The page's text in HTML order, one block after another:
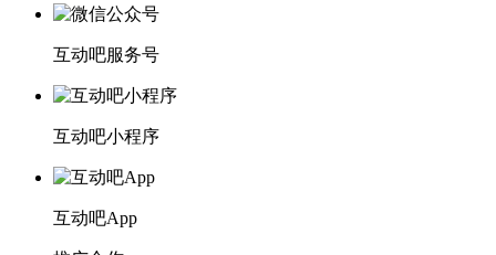
互动吧服务号
互动吧小程序
互动吧App